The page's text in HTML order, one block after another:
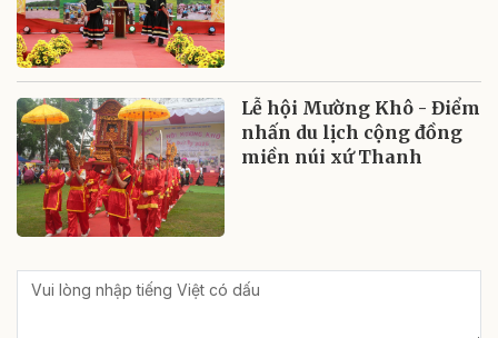
Lễ hội Mường Khô - Điểm
nhấn du lịch cộng đồng
miền núi xứ Thanh